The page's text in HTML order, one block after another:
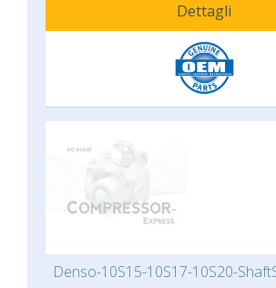
Dettagli
Denso-10S15-10S17-10S20-